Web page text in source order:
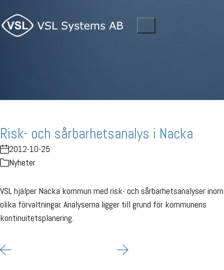
Risk- och sårbarhetsanalys i Nacka
2012-10-25
Nyheter
VSL hjälper Nacka kommun med risk- och sårbarhetsanalyser inom
olika förvaltningar. Analyserna ligger till grund för kommunens
kontinuitetsplanering.